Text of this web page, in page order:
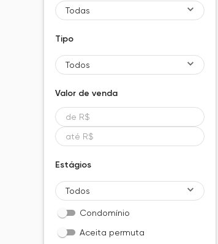
Todas
Tipo
Todos
Valor de venda
Estágios
Todos
Condomínio
Aceita permuta